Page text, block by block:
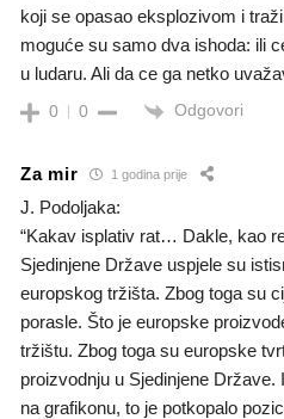
koji se opasao eksplozivom i
moguće su samo dva ishoda: ili
u ludaru. Ali da ce ga netko
0 0 Odgovori
Za mir 1 godina prije
J. Podoljaka:
“Kakav isplativ rat… Dakle, kao
Sjedinjene Države uspjele su
europskog tržišta. Zbog toga su
porasle. Što je europske
tržištu. Zbog toga su europske
proizvodnju u Sjedinjene
na grafikonu, to je potkopalo